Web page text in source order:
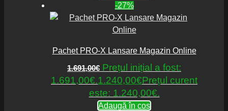
-27%
Pachet PRO-X Lansare Magazin Online
1.691,00€ Prețul inițial a fost:
1.691,00€.1.240,00€Prețul curent
este: 1.240,00€.
Adaugă în coș